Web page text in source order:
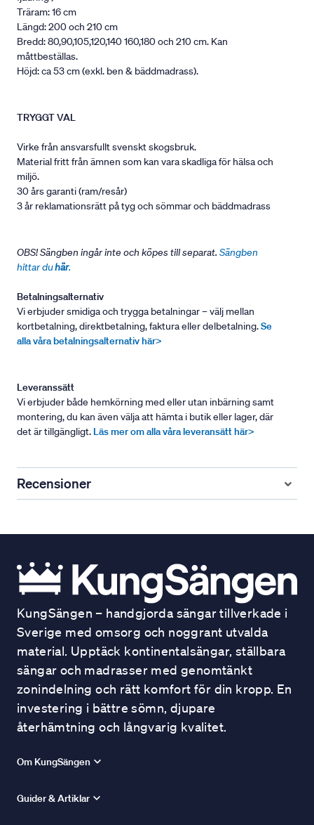
Träram: 16 cm
Längd: 200 och 210 cm
Bredd: 80,90,105,120,140 160,180 och 210 cm. Kan
måttbeställas.
Höjd: ca 53 cm (exkl. ben & bäddmadrass).
TRYGGT VAL
Virke från ansvarsfullt svenskt skogsbruk.
Material fritt från ämnen som kan vara skadliga för hälsa och
miljö.
30 års garanti (ram/resår)
3 år reklamationsrätt på tyg och sömmar och bäddmadrass
OBS! Sängben ingår inte och köpes till separat. Sängben
hittar duhär.
Betalningsalternativ
Vi erbjuder smidiga och trygga betalningar – välj mellan
kortbetalning, direktbetalning, faktura eller delbetalning.Se
alla våra betalningsalternativ här>
Leveranssätt
Vi erbjuder både hemkörning med eller utan inbärning samt
montering, du kan även välja att hämta i butik eller lager, där
det är tillgängligt. Läs mer om alla våra leveransätt här>
Recensioner
KungSängen – handgjorda sängar tillverkade i
Sverige med omsorg och noggrant utvalda
material. Upptäck kontinentalsängar, ställbara
sängar och madrasser med genomtänkt
zonindelning och rätt komfort för din kropp. En
investering i bättre sömn, djupare
återhämtning och långvarig kvalitet.
Om KungSängen
Guider & Artiklar